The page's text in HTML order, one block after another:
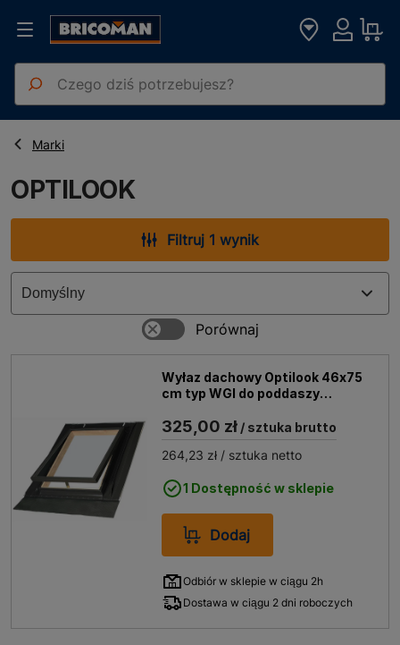
Strona główna
Marki
OPTILOOK
OPTILOOK
Filtruj 1 wynik
Wyłaz dachowy Optilook 46x75
cm typ WGI do poddaszy
325,00 zł / sztuka brutto
264,23 zł / sztuka netto
1 Dostępność w sklepie
Dodaj
Odbiór w sklepie w ciągu 2h
Dostawa w ciągu 2 dni roboczych